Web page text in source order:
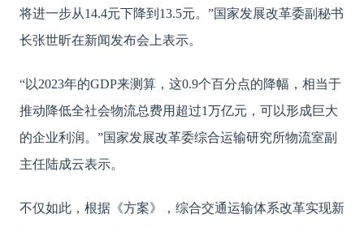
将进一步从14.4元下降到13.5元。”国家发展改革委副秘书
长张世昕在新闻发布会上表示。
“以2023年的GDP来测算，这0.9个百分点的降幅，相当于
推动降低全社会物流总费用超过1万亿元，可以形成巨大
的企业利润。”国家发展改革委综合运输研究所物流室副
主任陆成云表示。
不仅如此，根据《方案》，综合交通运输体系改革实现新